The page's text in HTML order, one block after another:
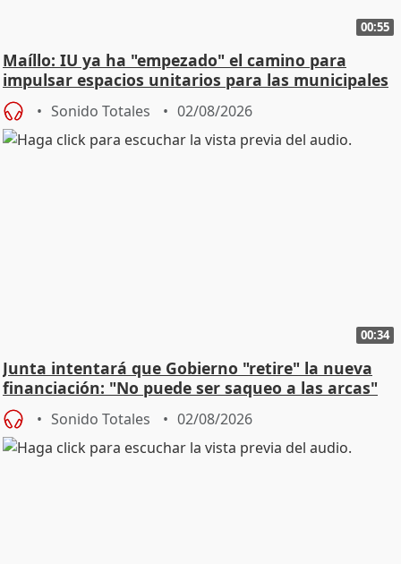
00:55
Maíllo: IU ya ha "empezado" el camino para
impulsar espacios unitarios para las municipales
Sonido Totales 02/08/2026
00:34
Junta intentará que Gobierno "retire" la nueva
financiación: "No puede ser saqueo a las arcas"
Sonido Totales 02/08/2026